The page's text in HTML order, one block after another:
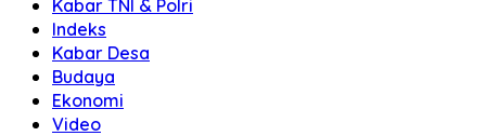
Kabar TNI & Polri
Indeks
Kabar Desa
Budaya
Ekonomi
Video